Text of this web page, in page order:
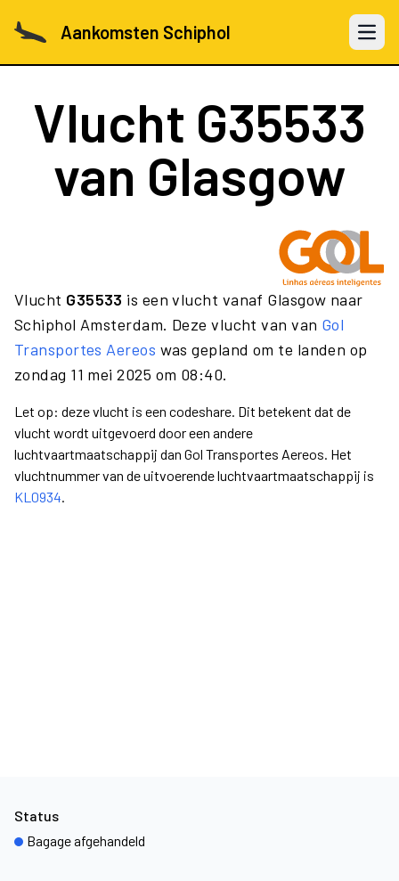
Aankomsten Schiphol Open
Vlucht G35533
van Glasgow
Vlucht G35533 is een vlucht vanaf Glasgow naar
Schiphol Amsterdam. Deze vlucht van van Gol
Transportes Aereos was gepland om te landen op
zondag 11 mei 2025 om 08:40.
Let op: deze vlucht is een codeshare. Dit betekent dat de
vlucht wordt uitgevoerd door een andere
luchtvaartmaatschappij dan Gol Transportes Aereos. Het
vluchtnummer van de uitvoerende luchtvaartmaatschappij is
KL0934.
Status
Bagage afgehandeld